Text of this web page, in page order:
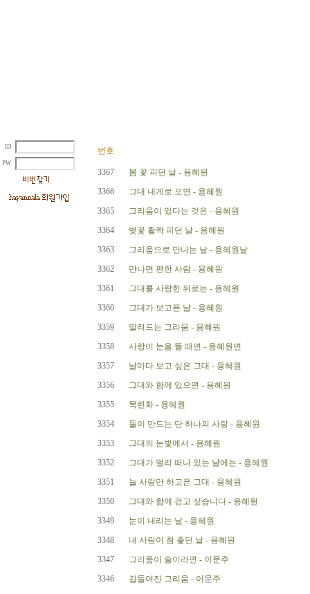
ID
PW
번호
3367
봄 꽃 피던 날 - 용혜원
3366
그대 내게로 오면 - 용혜원
3365
그리움이 있다는 것은 - 용혜원
3364
벚꽃 활짝 피던 날 - 용혜원
3363
그리움으로 만나는 날 - 용혜원날
3362
만나면 편한 사람 - 용혜원
3361
그대를 사랑한 뒤로는 - 용혜원
3360
그대가 보고픈 날 - 용혜원
3359
밀려드는 그리움 - 용혜원
3358
사랑이 눈을 뜰 때면 - 용혜원면
3357
날마다 보고 싶은 그대 - 용혜원
3356
그대와 함께 있으면 - 용헤원
3355
목련화 - 용혜원
3354
둘이 만드는 단 하나의 사랑 - 용혜원
3353
그대의 눈빛에서 - 용혜원
3352
그대가 멀리 떠나 있는 날에는 - 용혜원
3351
늘 사랑만 하고픈 그대 - 용혜원
3350
그대와 함께 걷고 싶습니다 - 용혜원
3349
눈이 내리는 날 - 용혜원
3348
내 사랑이 참 좋던 날 - 용혜원
3347
그리움이 술이라면 - 이문주
3346
길들여진 그리움 - 이문주